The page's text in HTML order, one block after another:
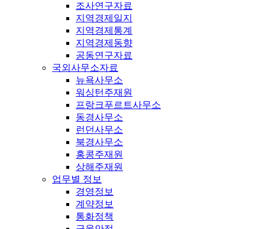
조사연구자료
지역경제일지
지역경제통계
지역경제동향
공동연구자료
국외사무소자료
뉴욕사무소
워싱턴주재원
프랑크푸르트사무소
동경사무소
런던사무소
북경사무소
홍콩주재원
상해주재원
업무별 정보
경영정보
계약정보
통화정책